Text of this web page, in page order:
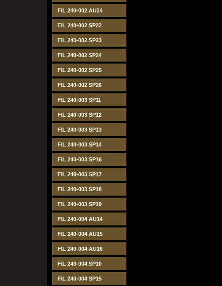
FIL 240-002 AU24
FIL 240-002 SP22
FIL 240-002 SP23
FIL 240-002 SP24
FIL 240-002 SP25
FIL 240-002 SP26
FIL 240-003 SP11
FIL 240-003 SP12
FIL 240-003 SP13
FIL 240-003 SP14
FIL 240-003 SP16
FIL 240-003 SP17
FIL 240-003 SP18
FIL 240-003 SP19
FIL 240-004 AU14
FIL 240-004 AU15
FIL 240-004 AU16
FIL 240-004 SP10
FIL 240-004 SP15